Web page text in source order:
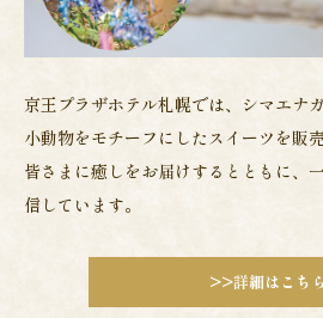
京王プラザホテル札幌では、シマエナ
小動物をモチーフにしたスイーツを販
皆さまに癒しをお届けするとともに、
信しています。
>>詳細はこちら